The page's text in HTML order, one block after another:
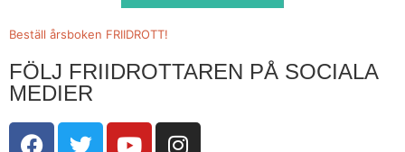
Beställ årsboken FRIIDROTT!
FÖLJ FRIIDROTTAREN PÅ SOCIALA
MEDIER